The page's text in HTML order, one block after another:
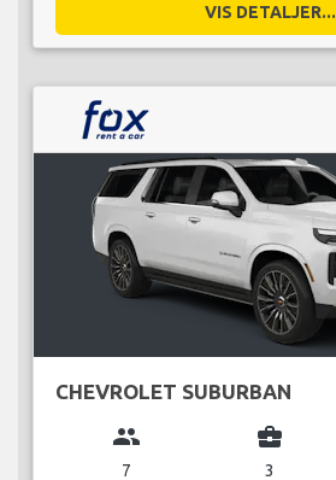
VIS DETALJER...
CHEVROLET SUBURBAN
group
7
business_center
3